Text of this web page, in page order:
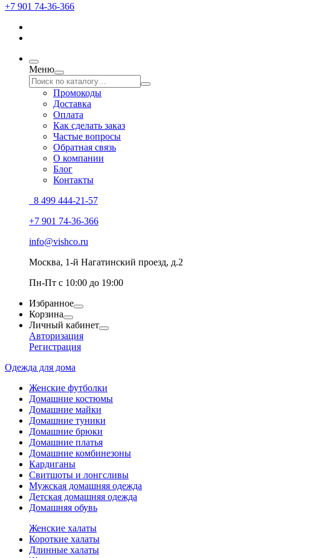
+7 901 74-36-366
Меню
Промокоды
Доставка
Оплата
Как сделать заказ
Частые вопросы
Обратная связь
О компании
Блог
Контакты
8 499 444-21-57
+7 901 74-36-366
info@vishco.ru
Москва, 1-й Нагатинский проезд, д.2
Пн-Пт с 10:00 до 19:00
Избранное
Корзина
Личный кабинет
Авторизация
Регистрация
Одежда для дома
Женские футболки
Домашние костюмы
Домашние майки
Домашние туники
Домашние брюки
Домашние платья
Домашние комбинезоны
Кардиганы
Свитшоты и лонгсливы
Мужская домашняя одежда
Детская домашняя одежда
Домашняя обувь
Женские халаты
Короткие халаты
Длинные халаты